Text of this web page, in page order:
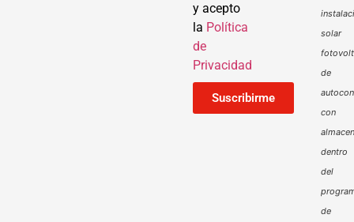
y acepto
la Política
de
Privacidad
Suscribirme
solar
de
con
dentro
del
de